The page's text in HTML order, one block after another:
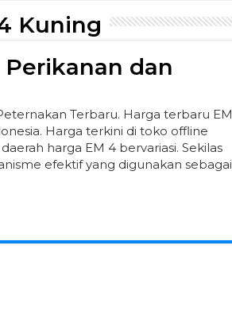
Kuning
dan
Terbaru. Harga terbaru EM
Harga terkini di toko offline
harga EM 4 bervariasi. Sekilas
efektif yang digunakan sebagai